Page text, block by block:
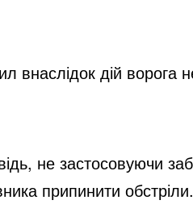
внаслідок дій ворога
не застосовуючи
припинити обстріли.